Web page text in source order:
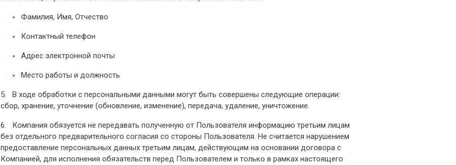
Фамилия, Имя, Отчество
Контактный телефон
Адрес электронной почты
Место работы и должность
5. В ходе обработки с персональными данными могут быть совершены следующие операции:
сбор, хранение, уточнение (обновление, изменение), передача, удаление, уничтожение.
6. Компания обязуется не передавать полученную от Пользователя информацию третьим лицам
без отдельного предварительного согласия со стороны Пользователя. Не считается нарушением
предоставление персональных данных третьим лицам, действующим на основании договора с
Компанией, для исполнения обязательств перед Пользователем и только в рамках настоящего